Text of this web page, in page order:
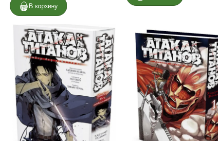
В корзину